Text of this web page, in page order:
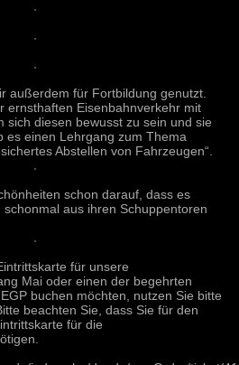
außerdem für Fortbildung genutzt.
ernsthaften Eisenbahnverkehr mit
sich diesen bewusst zu sein und sie
es einen Lehrgang zum Thema
Abstellen von Fahrzeugen“.
schon darauf, dass es
aus ihren Schuppentoren
für unsere
Mai oder einen der begehrten
buchen möchten, nutzen Sie bitte
beachten Sie, dass Sie für den
für die